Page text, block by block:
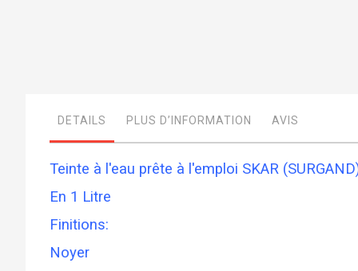
gallery
DETAILS
Teinte à l'eau prête à l'emploi SKAR
En 1 Litre
Finitions:
Noyer
PLUS D’INFORMATION AVIS